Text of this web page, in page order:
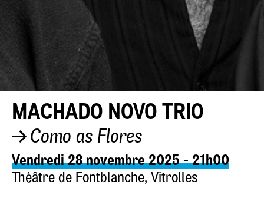
MACHADO NOVO TRIO
Como as Flores
Vendredi 28 novembre 2025 - 21h00
Théâtre de Fontblanche, Vitrolles